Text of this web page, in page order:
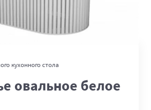
В корзину
кухонного стола
овальное белое